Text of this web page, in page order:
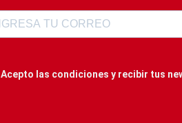
Acepto las condiciones y recibir tus